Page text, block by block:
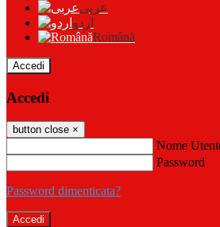
عربى
اردو
Română
Accedi
Accedi
button close ×
Nome
Password
Password dimenticata?